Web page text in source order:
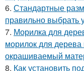
6. Стандартные
правильно выбрать
7. Морилка для
морилок для дерева
окрашиваемый
8. Как установить